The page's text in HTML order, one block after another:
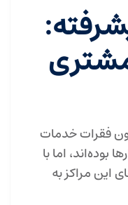
فقرات خدمات
اما با
این مراکز به